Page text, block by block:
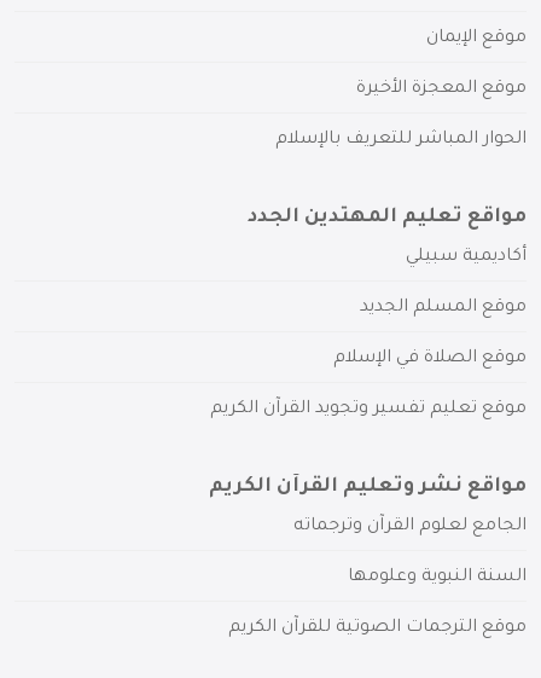
موقع الإيمان
موقع المعجزة الأخيرة
الحوار المباشر للتعريف بالإسلام
مواقع تعليم المهتدين الجدد
أكاديمية سبيلي
موقع المسلم الجديد
موقع الصلاة في الإسلام
موقع تعليم تفسير وتجويد القرآن الكريم
مواقع نشر وتعليم القرآن الكريم
الجامع لعلوم القرآن وترجماته
السنة النبوية وعلومها
موقع الترجمات الصوتية للقرآن الكريم